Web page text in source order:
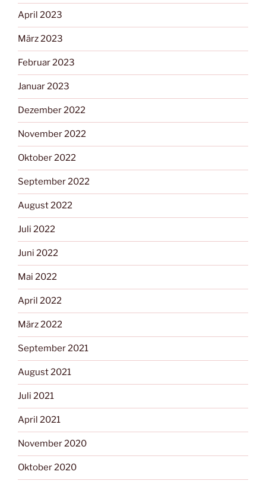
April 2023
März 2023
Februar 2023
Januar 2023
Dezember 2022
November 2022
Oktober 2022
September 2022
August 2022
Juli 2022
Juni 2022
Mai 2022
April 2022
März 2022
September 2021
August 2021
Juli 2021
April 2021
November 2020
Oktober 2020